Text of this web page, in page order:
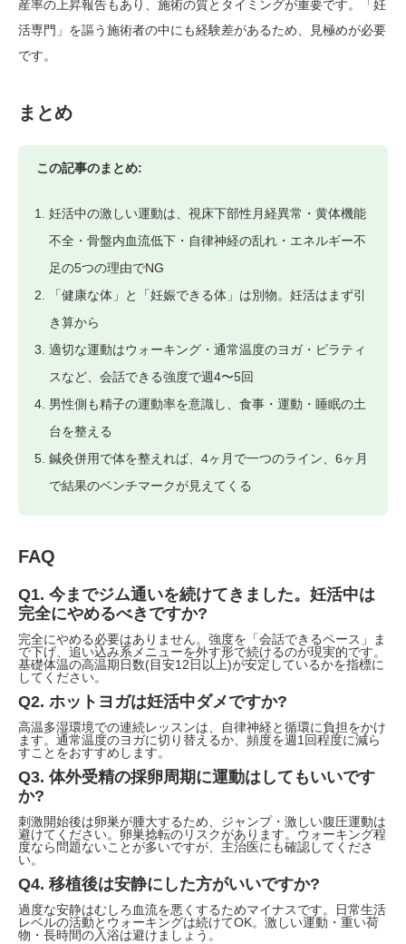
産率の上昇報告もあり、施術の質とタイミングが重要です。「妊
活専門」を謳う施術者の中にも経験差があるため、見極めが必要
です。
まとめ
この記事のまとめ:
妊活中の激しい運動は、視床下部性月経異常・黄体機能
不全・骨盤内血流低下・自律神経の乱れ・エネルギー不
足の5つの理由でNG
「健康な体」と「妊娠できる体」は別物。妊活はまず引
き算から
適切な運動はウォーキング・通常温度のヨガ・ピラティ
スなど、会話できる強度で週4〜5回
男性側も精子の運動率を意識し、食事・運動・睡眠の土
台を整える
鍼灸併用で体を整えれば、4ヶ月で一つのライン、6ヶ月
で結果のベンチマークが見えてくる
FAQ
Q1. 今までジム通いを続けてきました。妊活中は
完全にやめるべきですか?
完全にやめる必要はありません。強度を「会話できるペース」ま
で下げ、追い込み系メニューを外す形で続けるのが現実的です。
基礎体温の高温期日数(目安12日以上)が安定しているかを指標に
してください。
Q2. ホットヨガは妊活中ダメですか?
高温多湿環境での連続レッスンは、自律神経と循環に負担をかけ
ます。通常温度のヨガに切り替えるか、頻度を週1回程度に減ら
すことをおすすめします。
Q3. 体外受精の採卵周期に運動はしてもいいです
か?
刺激開始後は卵巣が腫大するため、ジャンプ・激しい腹圧運動は
避けてください。卵巣捻転のリスクがあります。ウォーキング程
度なら問題ないことが多いですが、主治医にも確認してくださ
い。
Q4. 移植後は安静にした方がいいですか?
過度な安静はむしろ血流を悪くするためマイナスです。日常生活
レベルの活動とウォーキングは続けてOK。激しい運動・重い荷
物・長時間の入浴は避けましょう。